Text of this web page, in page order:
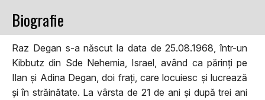
Biografie
Raz Degan s-a născut la data de 25.08.1968, într-un
Kibbutz din Sde Nehemia, Israel, având ca părinți pe
Ilan și Adina Degan, doi frați, care locuiesc și lucrează
și în străinătate. La vârsta de 21 de ani și după trei ani